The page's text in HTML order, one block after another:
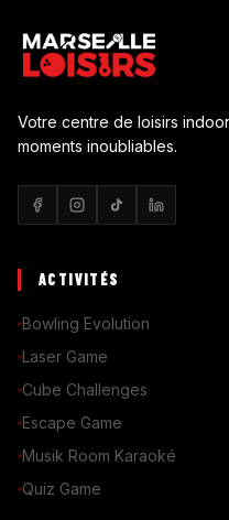
Votre centre de loisirs
moments inoubliables.
ACTIVITÉS
Bowling Evolution
Laser Game
Cube Challenges
Escape Game
Musik Room Karaoké
Quiz Game